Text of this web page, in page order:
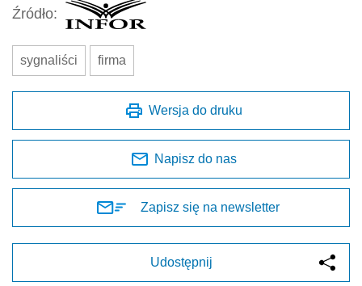
Źródło:
sygnaliści firma
Wersja do druku
Napisz do nas
Zapisz się na newsletter
Udostępnij